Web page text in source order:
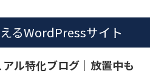
るWordPressサイト
ル特化ブログ｜放置中も